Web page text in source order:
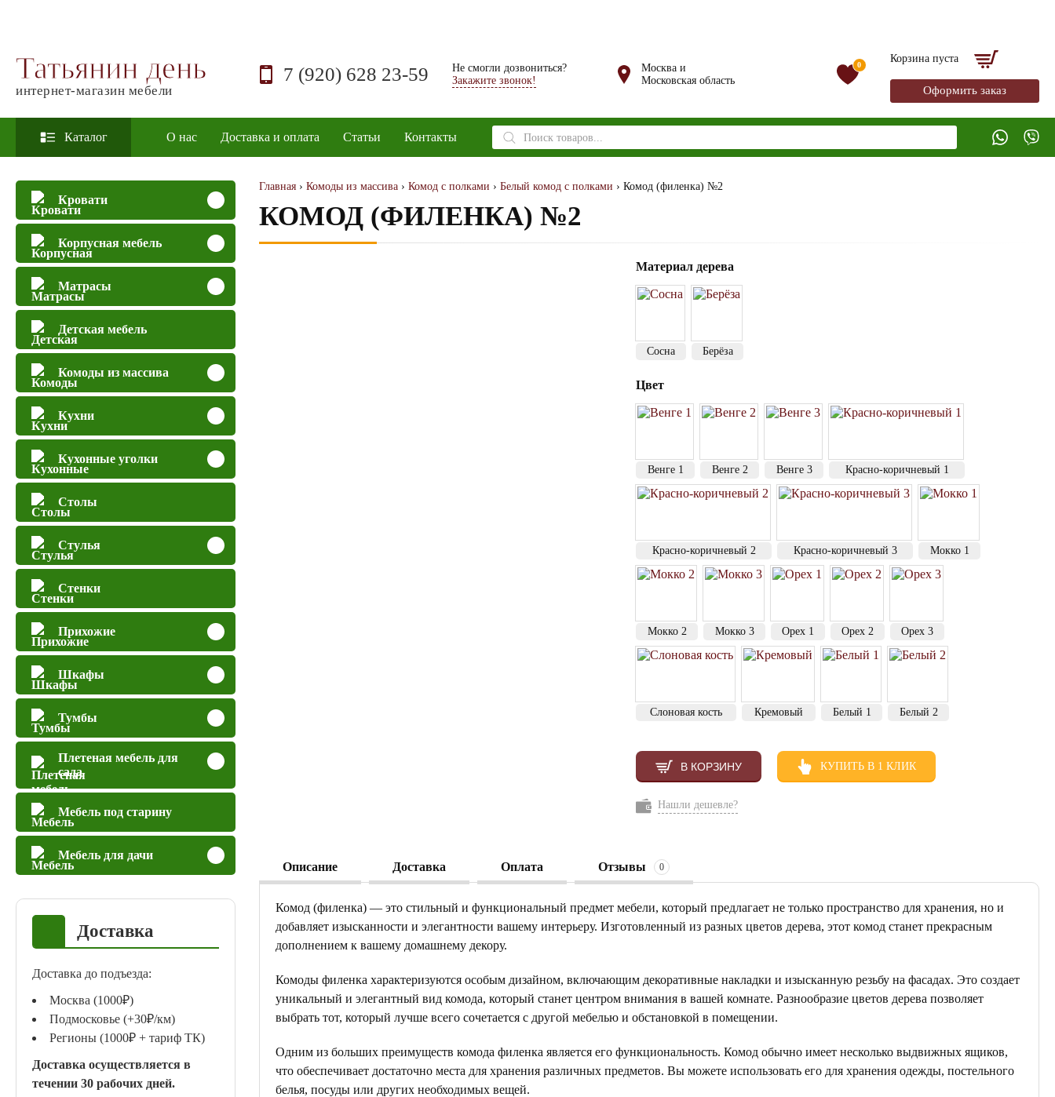
Татьянин день
интернет-магазин мебели
7 (920) 628 23-59
Не смогли дозвониться?
Закажите звонок!
Москва и
Московская область
0
Корзина пуста
Оформить заказ
Каталог О нас Доставка и оплата Статьи Контакты
Поиск
товаров
Кровати
Корпусная мебель
Матрасы
Детская мебель
Комоды из массива
Кухни
Кухонные уголки
Столы
Стулья
Стенки
Прихожие
Шкафы
Тумбы
Плетеная мебель для
сада
Мебель под старину
Мебель для дачи
Доставка
Доставка до подъезда:
Москва (1000₽)
Подмосковье (+30₽/км)
Регионы (1000₽ + тариф ТК)
Доставка осуществляется в
течении 30 рабочих дней.
Главная › Комоды из массива › Комод с полками › Белый комод с полками › Комод (филенка) №2
КОМОД (ФИЛЕНКА) №2
Материал дерева
Сосна Берёза
Цвет
Венге 1 Венге 2 Венге 3 Красно-коричневый 1
Красно-коричневый 2 Красно-коричневый 3 Мокко 1
Мокко 2 Мокко 3 Орех 1 Орех 2 Орех 3
Слоновая кость Кремовый Белый 1 Белый 2
В КОРЗИНУ КУПИТЬ В 1 КЛИК
Нашли дешевле?
Описание Доставка Оплата Отзывы 0
Комод (филенка) — это стильный и функциональный предмет мебели, который предлагает не только пространство для хранения, но и
добавляет изысканности и элегантности вашему интерьеру. Изготовленный из разных цветов дерева, этот комод станет прекрасным
дополнением к вашему домашнему декору.
Комоды филенка характеризуются особым дизайном, включающим декоративные накладки и изысканную резьбу на фасадах. Это создает
уникальный и элегантный вид комода, который станет центром внимания в вашей комнате. Разнообразие цветов дерева позволяет
выбрать тот, который лучше всего сочетается с другой мебелью и обстановкой в помещении.
Одним из больших преимуществ комода филенка является его функциональность. Комод обычно имеет несколько выдвижных ящиков,
что обеспечивает достаточно места для хранения различных предметов. Вы можете использовать его для хранения одежды, постельного
белья, посуды или других необходимых вещей.